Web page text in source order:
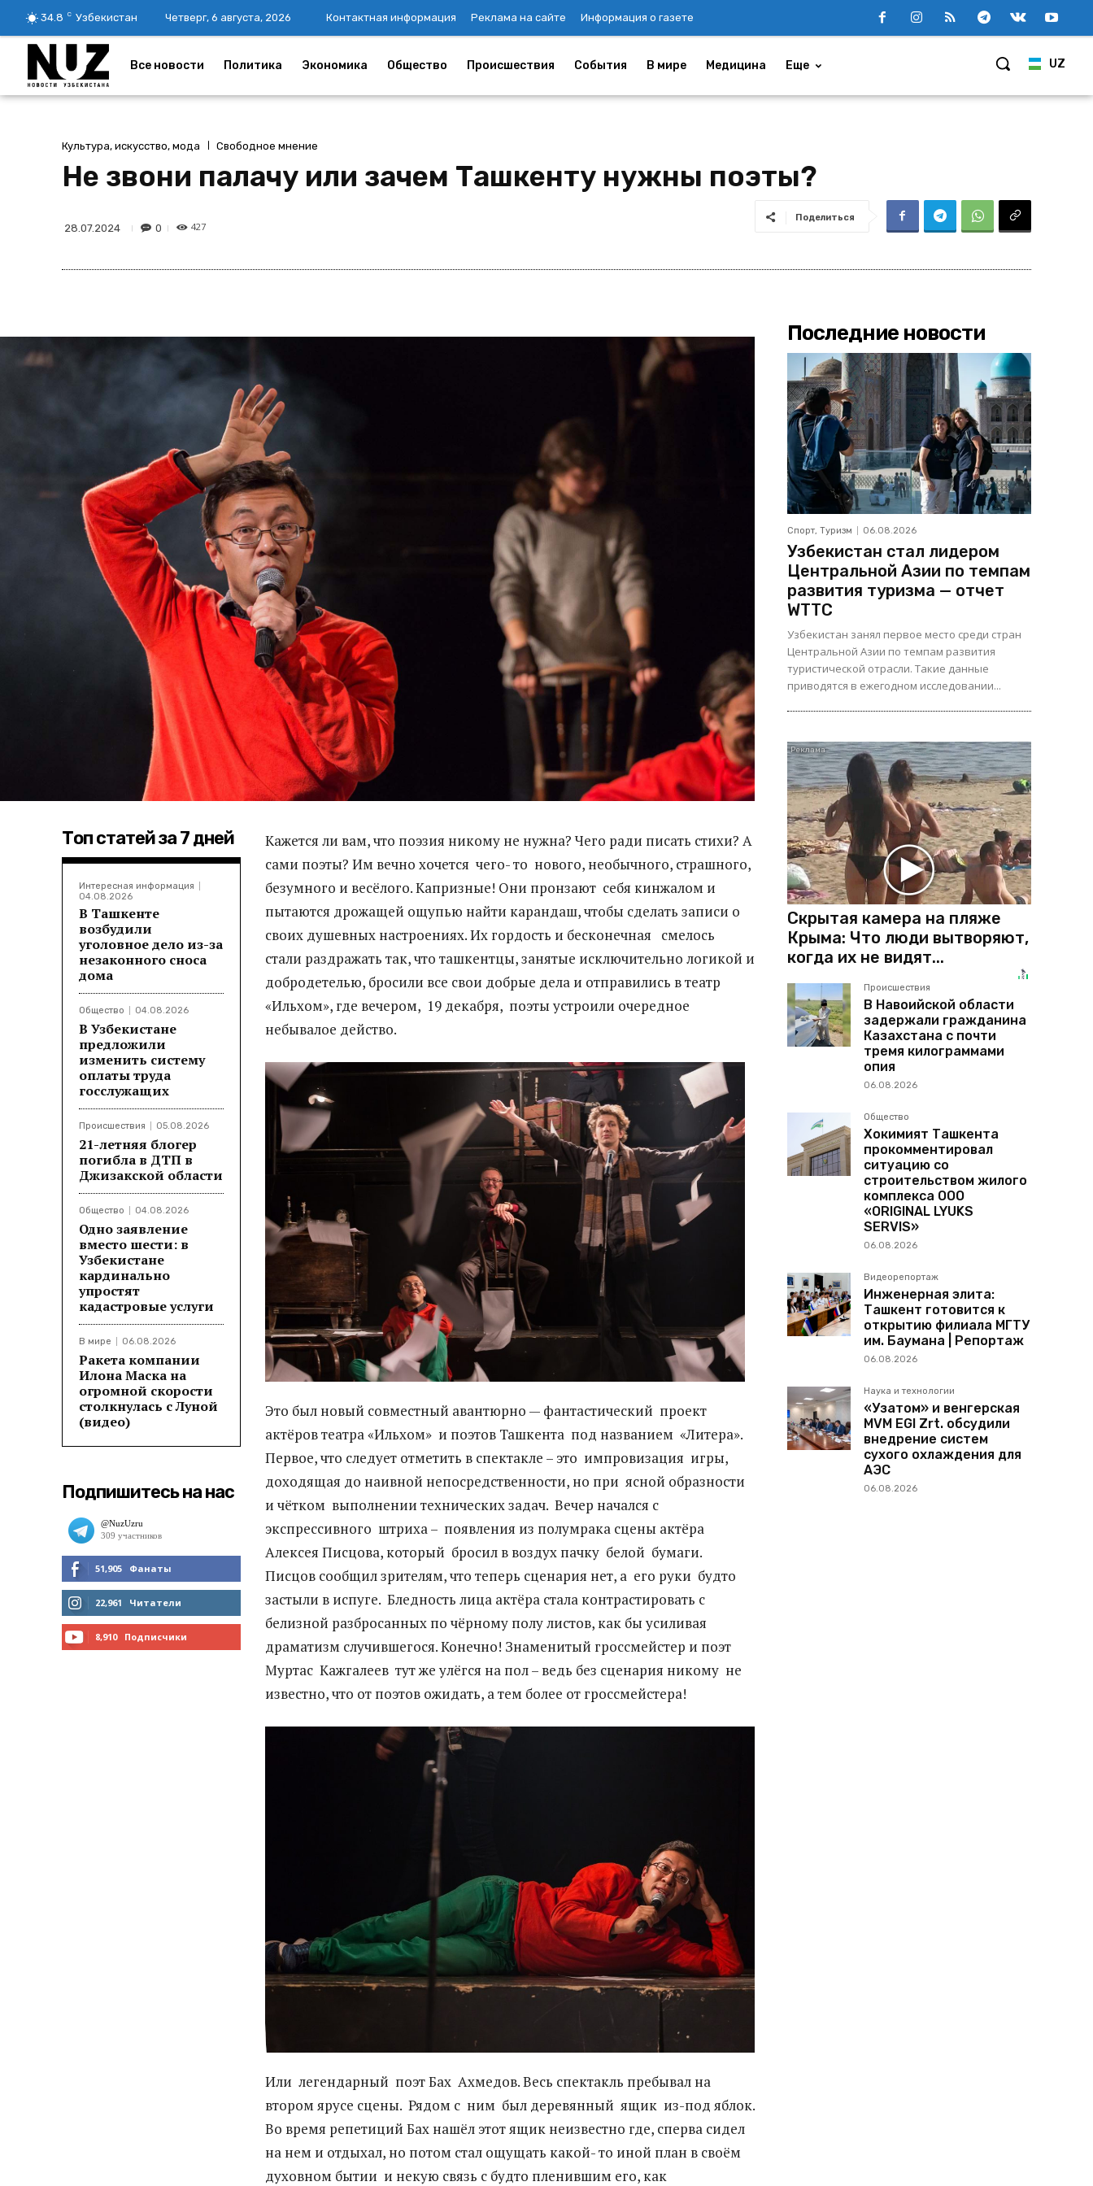
34.8 C Узбекистан Четверг, 6 августа, 2026 Контактная информация Реклама на сайте Информация о газете
UZ
Все новости Политика Экономика Общество Происшествия События В мире Медицина Еще
Культура, искусство, мода Свободное мнение
Не звони палачу или зачем Ташкенту нужны поэты?
28.07.2024 0 427
Поделиться
Топ статей за 7 дней
Интересная информация
04.08.2026
В Ташкенте
возбудили
уголовное дело из-за
незаконного сноса
дома
Общество 04.08.2026
В Узбекистане
предложили
изменить систему
оплаты труда
госслужащих
Происшествия 05.08.2026
21-летняя блогер
погибла в ДТП в
Джизакской области
Общество 04.08.2026
Одно заявление
вместо шести: в
Узбекистане
кардинально
упростят
кадастровые услуги
В мире 06.08.2026
Ракета компании
Илона Маска на
огромной скорости
столкнулась с Луной
(видео)
Подпишитесь на нас
51,905 Фанаты
МНЕ НРАВИТСЯ
22,961 Читатели
8,910 Подписчики
Кажется ли вам, что поэзия никому не нужна? Чего ради писать стихи? А
сами поэты? Им вечно хочется чего- то нового, необычного, страшного,
безумного и весёлого. Капризные! Они пронзают себя кинжалом и
пытаются дрожащей ощупью найти карандаш, чтобы сделать записи о
своих душевных настроениях. Их гордость и бесконечная смелось
стали раздражать так, что ташкентцы, занятые исключительно логикой и
добродетелью, бросили все свои добрые дела и отправились в театр
«Ильхом», где вечером, 19 декабря, поэты устроили очередное
небывалое действо.
Это был новый совместный авантюрно — фантастический проект
актёров театра «Ильхом» и поэтов Ташкента под названием «Литера».
Первое, что следует отметить в спектакле – это импровизация игры,
доходящая до наивной непосредственности, но при ясной образности
и чётком выполнении технических задач. Вечер начался с
экспрессивного штриха – появления из полумрака сцены актёра
Алексея Писцова, который бросил в воздух пачку белой бумаги.
Писцов сообщил зрителям, что теперь сценария нет, а его руки будто
застыли в испуге. Бледность лица актёра стала контрастировать с
белизной разбросанных по чёрному полу листов, как бы усиливая
драматизм случившегося. Конечно! Знаменитый гроссмейстер и поэт
Муртас Кажгалеев тут же улёгся на пол – ведь без сценария никому не
известно, что от поэтов ожидать, а тем более от гроссмейстера!
Или легендарный поэт Бах Ахмедов. Весь спектакль пребывал на
втором ярусе сцены. Рядом с ним был деревянный ящик из-под яблок.
Во время репетиций Бах нашёл этот ящик неизвестно где, сперва сидел
на нем и отдыхал, но потом стал ощущать какой- то иной план в своём
духовном бытии и некую связь с будто пленившим его, как
Последние новости
Спорт, Туризм 06.08.2026
Узбекистан стал лидером
Центральной Азии по темпам
развития туризма — отчет
WTTC
Узбекистан занял первое место среди стран
Центральной Азии по темпам развития
туристической отрасли. Такие данные
приводятся в ежегодном исследовании...
Скрытая камера на пляже
Крыма: Что люди вытворяют,
когда их не видят...
Происшествия
В Навоийской области
задержали гражданина
Казахстана с почти
тремя килограммами
опия
06.08.2026
Общество
Хокимият Ташкента
прокомментировал
ситуацию со
строительством жилого
комплекса ООО
«ORIGINAL LYUKS
SERVIS»
06.08.2026
Видеорепортаж
Инженерная элита:
Ташкент готовится к
открытию филиала МГТУ
им. Баумана | Репортаж
06.08.2026
Наука и технологии
«Узатом» и венгерская
MVM EGI Zrt. обсудили
внедрение систем
сухого охлаждения для
АЭС
06.08.2026